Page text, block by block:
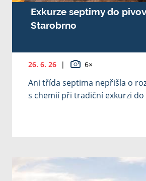
Exkurze septimy do
Starobrno
26. 6. 26 | 6×
Ani třída septima nepřišla o
s chemií při tradiční exkurzi